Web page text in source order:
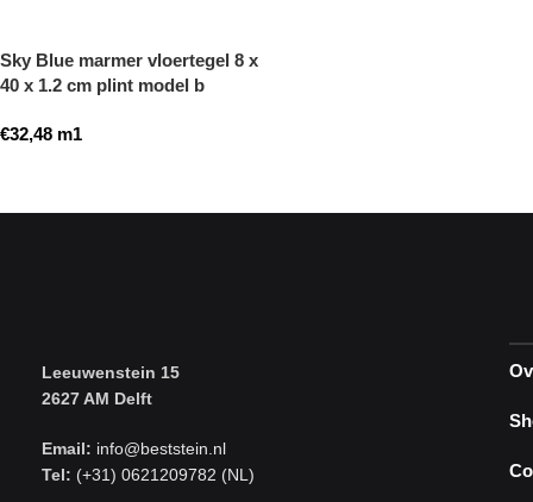
Sky Blue marmer vloertegel 8 x
40 x 1.2 cm plint model b
€32,48 m1
Leeuwenstein 15
2627 AM Delft
Email: info@beststein.nl
Tel: (+31) 0621209782 (NL)